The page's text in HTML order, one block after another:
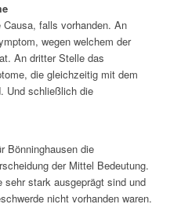
falls vorhanden. An
wegen welchem der
An dritter Stelle das
die gleichzeitig mit dem
Und schließlich die
Bönninghausen die
der Mittel Bedeutung.
stark ausgeprägt sind und
nicht vorhanden waren.